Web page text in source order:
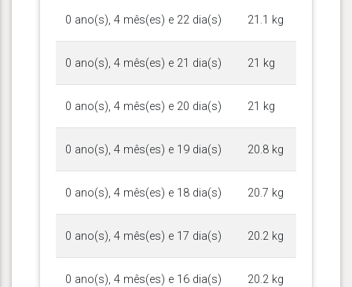
0 ano(s), 4 mês(es) e 22 dia(s) 21.1 kg
0 ano(s), 4 mês(es) e 21 dia(s) 21 kg
0 ano(s), 4 mês(es) e 20 dia(s) 21 kg
0 ano(s), 4 mês(es) e 19 dia(s) 20.8 kg
0 ano(s), 4 mês(es) e 18 dia(s) 20.7 kg
0 ano(s), 4 mês(es) e 17 dia(s) 20.2 kg
0 ano(s), 4 mês(es) e 16 dia(s) 20.2 kg